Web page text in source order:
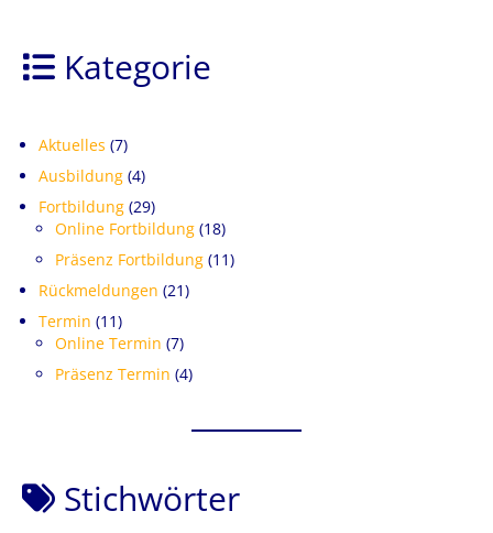
Kategorie
Aktuelles (7)
Ausbildung (4)
Fortbildung (29)
Online Fortbildung (18)
Präsenz Fortbildung (11)
Rückmeldungen (21)
Termin (11)
Online Termin (7)
Präsenz Termin (4)
Stichwörter